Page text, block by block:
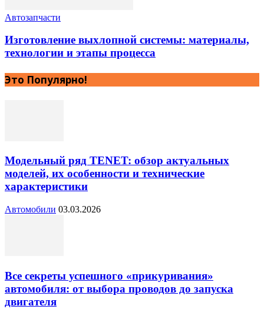
Автозапчасти
Изготовление выхлопной системы: материалы,
технологии и этапы процесса
Это Популярно!
Модельный ряд TENET: обзор актуальных
моделей, их особенности и технические
характеристики
Автомобили 03.03.2026
Все секреты успешного «прикуривания»
автомобиля: от выбора проводов до запуска
двигателя